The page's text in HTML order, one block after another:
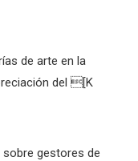
de arte en la
del [K
sobre gestores de